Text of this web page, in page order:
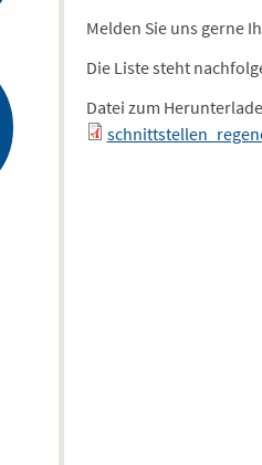
Melden Sie uns gerne
Die Liste steht
Datei zum